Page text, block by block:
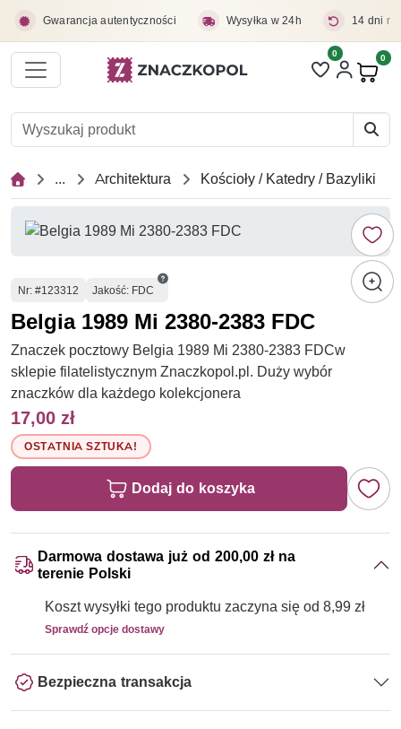
Gwarancja autentyczności Wysyłka w 24h 14 dni
Liczba pozycji
0 0
... Architektura Kościoły / Katedry / Bazyliki
Numer
Nr: #123312 Jakość: FDC
Belgia 1989 Mi 2380-2383 FDC
Znaczek pocztowy Belgia 1989 Mi 2380-2383 FDCw
sklepie filatelistycznym Znaczkopol.pl. Duży wybór
znaczków dla każdego kolekcjonera
17,00 zł
OSTATNIA SZTUKA!
Dodaj do koszyka
Darmowa dostawa już od 200,00 zł na
terenie Polski
Koszt wysyłki tego produktu zaczyna się od 8,99 zł
Sprawdź opcje dostawy
Bezpieczna transakcja